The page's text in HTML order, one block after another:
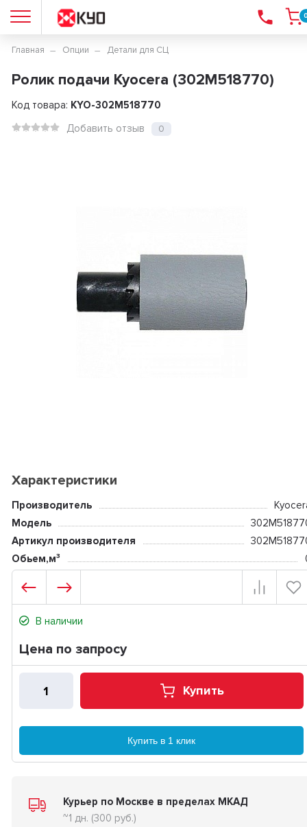
Главная Опции Детали для СЦ
Ролик подачи Kyocera (302M518770)
Код товара: KYO-302M518770
Добавить отзыв
0
Характеристики
Производитель
Модель
Артикул производителя
Обьем,м³
В наличии
Цена по запросу
Купить
Купить в 1 клик
Курьер по Москве в пределах МКАД
~1 дн. (300 руб.)